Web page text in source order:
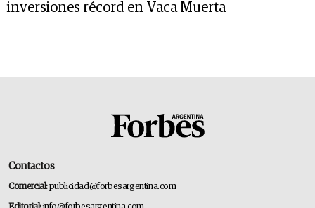
inversiones récord en Vaca Muerta
Contactos
Comercial:publicidad@forbesargentina.com